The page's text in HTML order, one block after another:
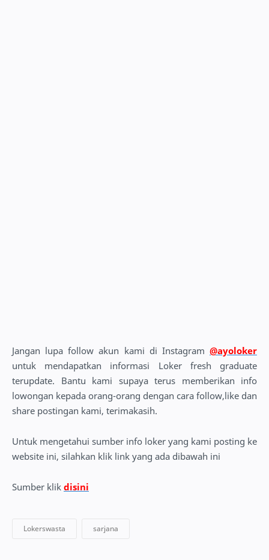
Jangan lupa follow akun kami di Instagram @ayoloker
untuk mendapatkan informasi Loker fresh graduate
terupdate. Bantu kami supaya terus memberikan info
lowongan kepada orang-orang dengan cara follow,like dan
share postingan kami, terimakasih.
Untuk mengetahui sumber info loker yang kami posting ke
website ini, silahkan klik link yang ada dibawah ini
Sumber klik disini